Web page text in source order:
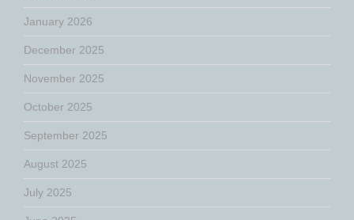
January 2026
December 2025
November 2025
October 2025
September 2025
August 2025
July 2025